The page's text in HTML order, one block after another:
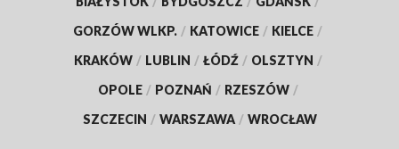
GORZÓW WLKP. / KATOWICE / KIELCE /
KRAKÓW / LUBLIN / ŁÓDŹ / OLSZTYN /
OPOLE / POZNAŃ / RZESZÓW /
SZCZECIN / WARSZAWA / WROCŁAW